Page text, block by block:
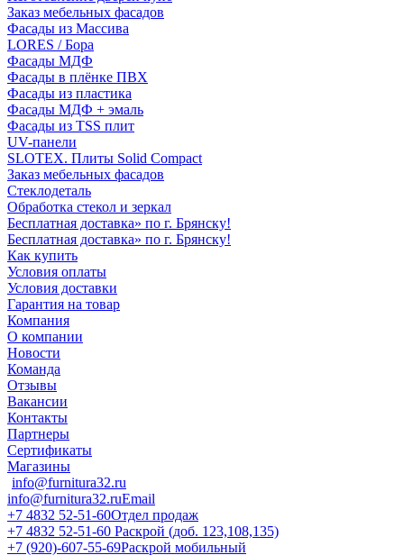
Заказ мебельных фасадов
Фасады из Массива
LORES / Бора
Фасады МДФ
Фасады в плёнке ПВХ
Фасады из пластика
Фасады МДФ + эмаль
Фасады из TSS плит
UV-панели
SLOTEX. Плиты Solid Compact
Заказ мебельных фасадов
Стеклодеталь
Обработка стекол и зеркал
Бесплатная доставка» по г. Брянску!
Бесплатная доставка» по г. Брянску!
Как купить
Условия оплаты
Условия доставки
Гарантия на товар
Компания
О компании
Новости
Команда
Отзывы
Вакансии
Контакты
Партнеры
Сертификаты
Магазины
info@furnitura32.ru
info@furnitura32.ruEmail
+7 4832 52-51-60Отдел продаж
+7 4832 52-51-60 Раскрой (доб. 123,108,135)
+7 (920)-607-55-69Раскрой мобильный